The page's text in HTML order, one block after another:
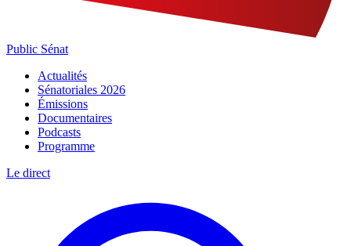
Public Sénat
Actualités
Sénatoriales 2026
Émissions
Documentaires
Podcasts
Programme
Le direct